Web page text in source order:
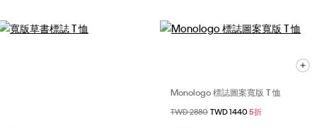
Monologo 標誌圖案寬版 T 恤
價格扣減從
TWD 2880 至
TWD 1440 5折